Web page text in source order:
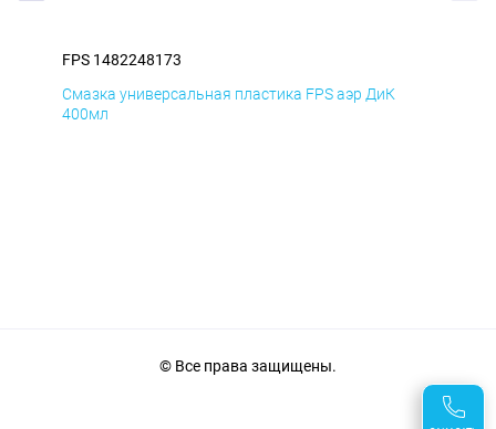
FPS 1482248173
Смазка универсальная пластика FPS аэр ДиК
400мл
© Все права защищены.